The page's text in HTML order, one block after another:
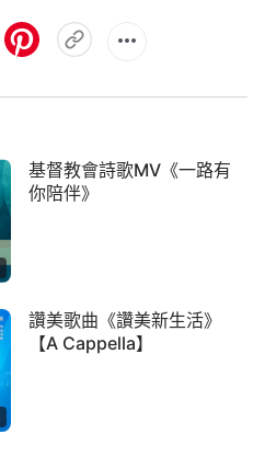
人得着了最大的收穫。
有了做人的根本，就有了
潮流污染引誘，不再被邪
天地間自由了、釋放了，能
受任何邪惡勢力與黑暗勢
了，没有難處了，人活
福的、是自由自在的，人與
神了，不會與神對抗了，
真理、有人性，成為名副
基督教會詩歌MV《一路有
你陪伴》
讚美歌曲《讚美新生活》
【A Cappella】